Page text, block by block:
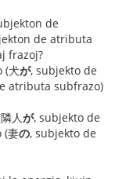
de
de atributa
frazoj?
(犬が, subjekto de
atributa subfrazo)
人が, subjekto de
(妻の, subjekto de